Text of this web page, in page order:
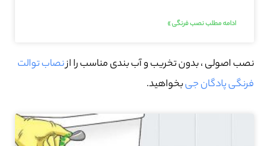
ادامه مطلب نصب فرنگی »
نصب اصولی ، بدون تخریب و آب بندی مناسب را ازنصاب توالت
فرنگی پادگان جیبخواهید.